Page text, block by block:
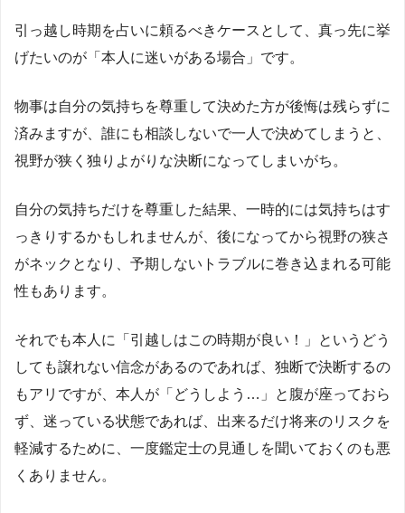
引っ越し時期を占いに頼るべきケースとして、真っ先に挙
げたいのが「本人に迷いがある場合」です。
物事は自分の気持ちを尊重して決めた方が後悔は残らずに
済みますが、誰にも相談しないで一人で決めてしまうと、
視野が狭く独りよがりな決断になってしまいがち。
自分の気持ちだけを尊重した結果、一時的には気持ちはす
っきりするかもしれませんが、後になってから視野の狭さ
がネックとなり、予期しないトラブルに巻き込まれる可能
性もあります。
それでも本人に「引越しはこの時期が良い！」というどう
しても譲れない信念があるのであれば、独断で決断するの
もアリですが、本人が「どうしよう…」と腹が座っておら
ず、迷っている状態であれば、出来るだけ将来のリスクを
軽減するために、一度鑑定士の見通しを聞いておくのも悪
くありません。